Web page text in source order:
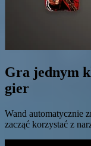
Gra jednym
gier
Wand automatycznie
zacząć korzystać z